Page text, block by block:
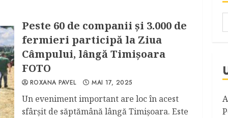
Peste 60 de companii și 3.000 de
fermieri participă la Ziua
Câmpului, lângă Timișoara
FOTO
ROXANA PAVEL MAI 17, 2025
Un eveniment important are loc în acest
sfârșit de săptămână lângă Timișoara. Este